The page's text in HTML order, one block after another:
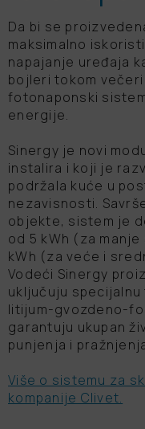
Da bi se
maksimalno
napajanje uređaja
bojleri tokom
fotonaponski
energije.
Sinergy je novi
instalira i koji je
podržala kuće u
nezavisnosti.
objekte, sistem je
od 5 kWh (za
kWh (za veće i
Vodeći Sinergy
uključuju
litijum-gvozdeno-
garantuju ukupan
punjenja i
Više o sistemu za
kompanije Clivet.
Dizajniran
budućnost
Koristi
za
s
Funkcija
Wi-Fi
Funkcija
Opciono
Veoma
efikasnosti
Prošireni
Komfor u
Wi-Fi /
aplikacije
pomoć
Google